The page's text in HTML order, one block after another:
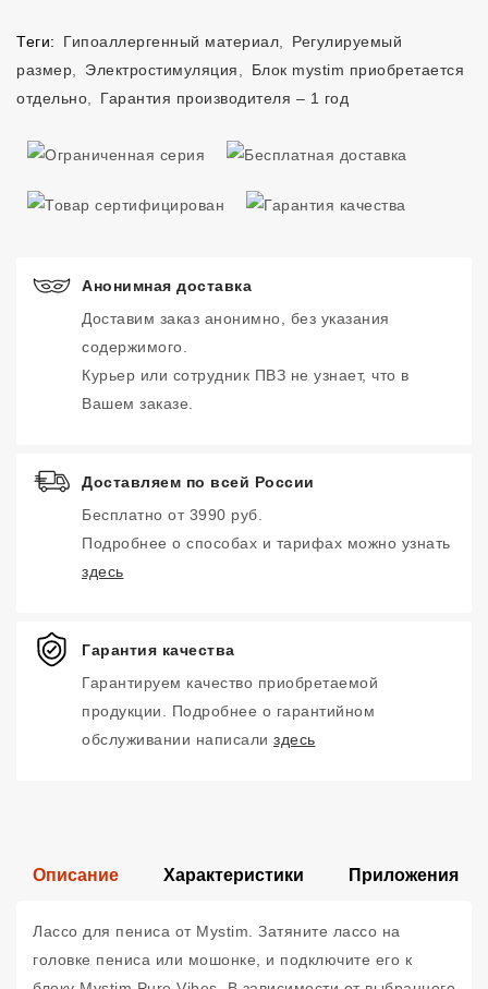
Теги: Гипоаллергенный материал
Регулируемый
размер
Электростимуляция
Блок mystim приобретается
отдельно
Гарантия производителя – 1 год
Анонимная доставка
Доставим заказ анонимно, без указания
содержимого.
Курьер или сотрудник ПВЗ не узнает, что в
Вашем заказе.
Доставляем по всей России
Бесплатно от 3990 руб.
Подробнее о способах и тарифах можно узнать
здесь
Гарантия качества
Гарантируем качество приобретаемой
продукции. Подробнее о гарантийном
обслуживании написали здесь
Описание Характеристики Приложения
Лассо для пениса от Mystim. Затяните лассо на
головке пениса или мошонке, и подключите его к